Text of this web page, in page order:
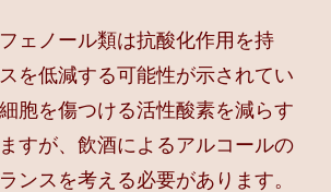
ェノール類は抗酸化作用を持
を低減する可能性が示されてい
胞を傷つける活性酸素を減らす
すが、飲酒によるアルコールの
ンスを考える必要があります。